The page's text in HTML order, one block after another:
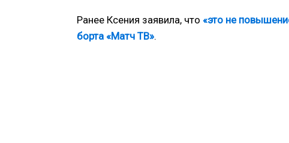
Ранее Ксения заявила, что «это не
борта «Матч ТВ».